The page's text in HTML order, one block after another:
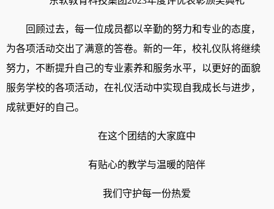
回顾过去，每一位成员都以辛勤的努力和专业的态度，
为各项活动交出了满意的答卷。新的一年，校礼仪队将继续
努力，不断提升自己的专业素养和服务水平，以更好的面貌
服务学校的各项活动，在礼仪活动中实现自我成长与进步，
成就更好的自己。
在这个团结的大家庭中
有贴心的教学与温暖的陪伴
我们守护每一份热爱